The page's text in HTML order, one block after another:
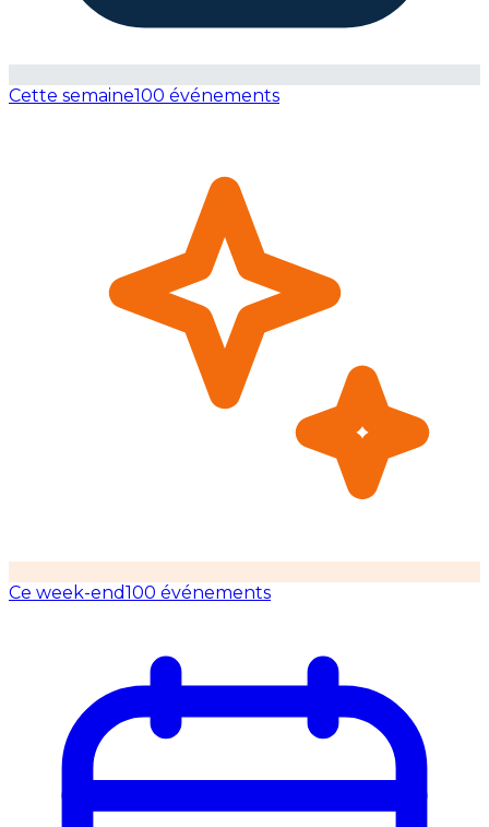
Cette semaine100 événements
Ce week-end100 événements